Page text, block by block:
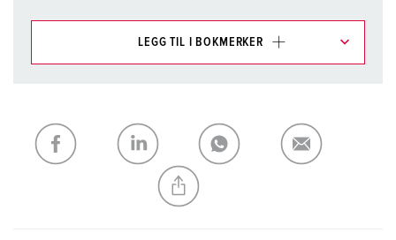
LEGG TIL I BOKMERKER
Min liste LEGG TIL
OPPRETT EN NY LISTE